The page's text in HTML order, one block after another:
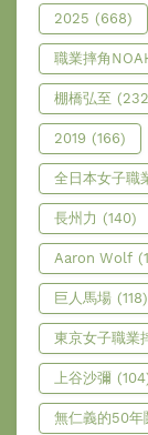
2025 (668)
職業摔角
棚橋弘至
2019 (166)
全日本女子職
長州力 (140)
Aaron Wolf
巨人馬場 (118)
東京女子職業
上谷沙彌
無仁義的50年